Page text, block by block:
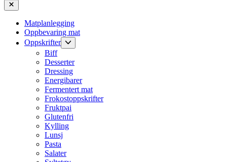
Close
Matplanlegging
Oppbevaring mat
Oppskrifter
Show
sub
Biff
Desserter
Dressing
Energibarer
Fermentert mat
Frokostoppskrifter
Fruktpai
Glutenfri
Kylling
Lunsj
Pasta
Salater